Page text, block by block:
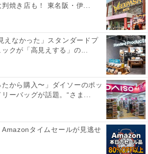
が異なる可能性があります
香保温泉の人気ホテル】「お宿玉樹」が
焼き店も！ 東名阪・伊...
えなかった」スタンダードプ
クが「高見えする」の...
たから購入〜」ダイソーのポッ
ーバッグが話題。“さま...
Amazonタイムセールが見逃せ